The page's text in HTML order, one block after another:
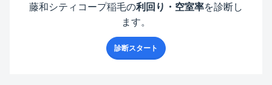
藤和シティコープ稲毛の利回り・空室率を診断し
ます。
診断スタート